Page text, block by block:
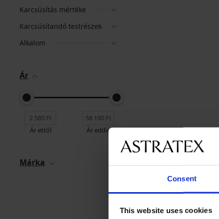
Consent
This website uses cookies
Karcsúsítás mértéke
Karcsúsítandó testrészek
Alkalom
Ár
Ár ettől Ár eddig
Márka